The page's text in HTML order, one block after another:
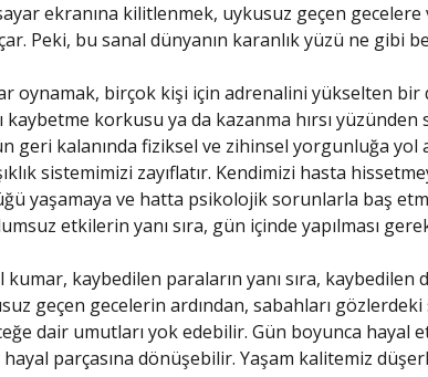
ekranına kilitlenmek, uykusuz geçen gecelere
Peki, bu sanal dünyanın karanlık yüzü ne gibi
oynamak, birçok kişi için adrenalini yükselten bir
kaybetme korkusu ya da kazanma hırsı
geri kalanında fiziksel ve zihinsel yorgunluğa yol
sistemimizi zayıflatır. Kendimizi hasta
yaşamaya ve hatta psikolojik sorunlarla baş
etkilerin yanı sıra, gün içinde yapılması
kumar, kaybedilen paraların yanı sıra,
geçen gecelerin ardından, sabahları
dair umutları yok edebilir. Gün boyunca hayal
parçasına dönüşebilir. Yaşam kalitemiz